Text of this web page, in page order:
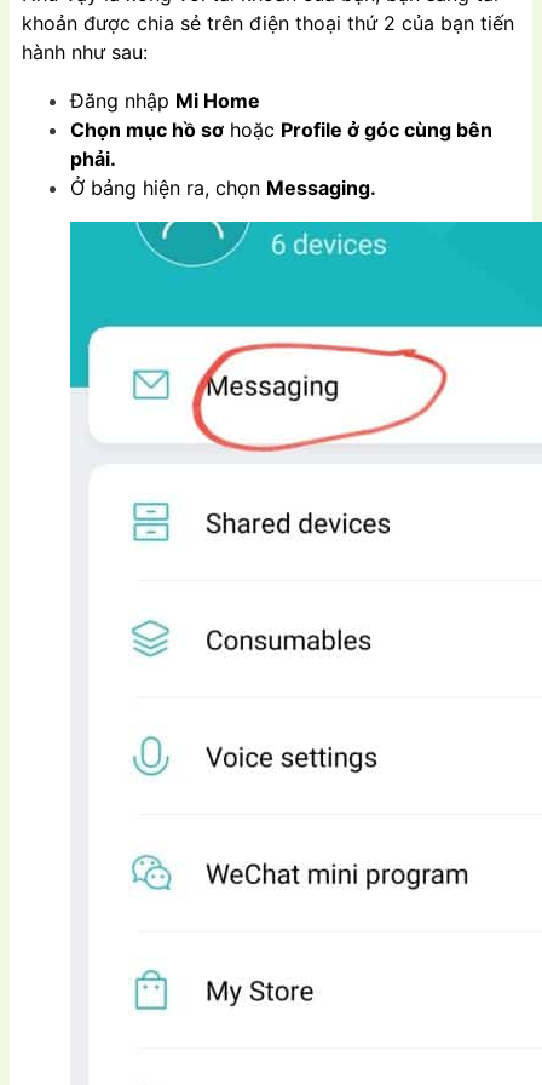
khoản được chia sẻ trên điện thoại thứ 2 của bạn tiến
hành như sau:
Đăng nhập Mi Home
Chọn mục hồ sơ hoặc Profile ở góc cùng bên
phải.
Ở bảng hiện ra, chọn Messaging.